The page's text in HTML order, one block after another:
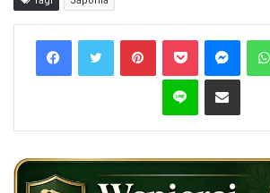
PinterestPocket
Line Share via Email